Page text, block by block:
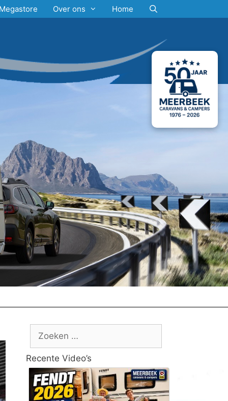
Over ons Home
Zoek
Recente Video’s